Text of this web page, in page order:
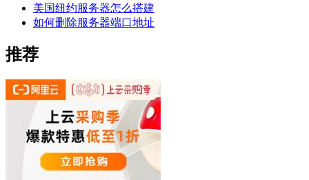
美国纽约服务器怎么搭建
如何删除服务器端口地址
推荐